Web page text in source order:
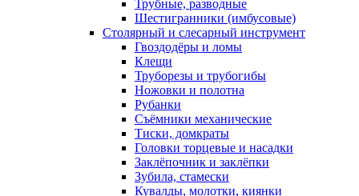
Трубные, разводные
Шестигранники (имбусовые)
Столярный и слесарный инструмент
Гвоздодёры и ломы
Клещи
Труборезы и трубогибы
Ножовки и полотна
Рубанки
Съёмники механические
Тиски, домкраты
Головки торцевые и насадки
Заклёпочник и заклёпки
Зубила, стамески
Кувалды, молотки, киянки